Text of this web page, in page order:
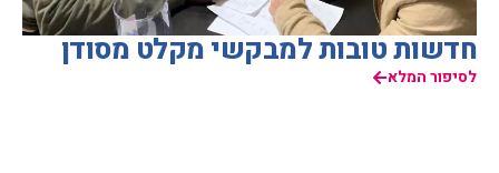
חדשות טובות למבקשי מקלט מסודן
לסיפור המלא